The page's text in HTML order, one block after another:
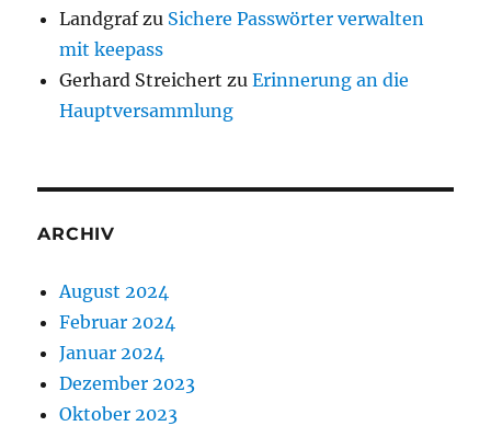
Landgrafzu Sichere Passwörter verwalten
mit keepass
Gerhard Streichert zuErinnerung an die
Hauptversammlung
ARCHIV
August 2024
Februar 2024
Januar 2024
Dezember 2023
Oktober 2023